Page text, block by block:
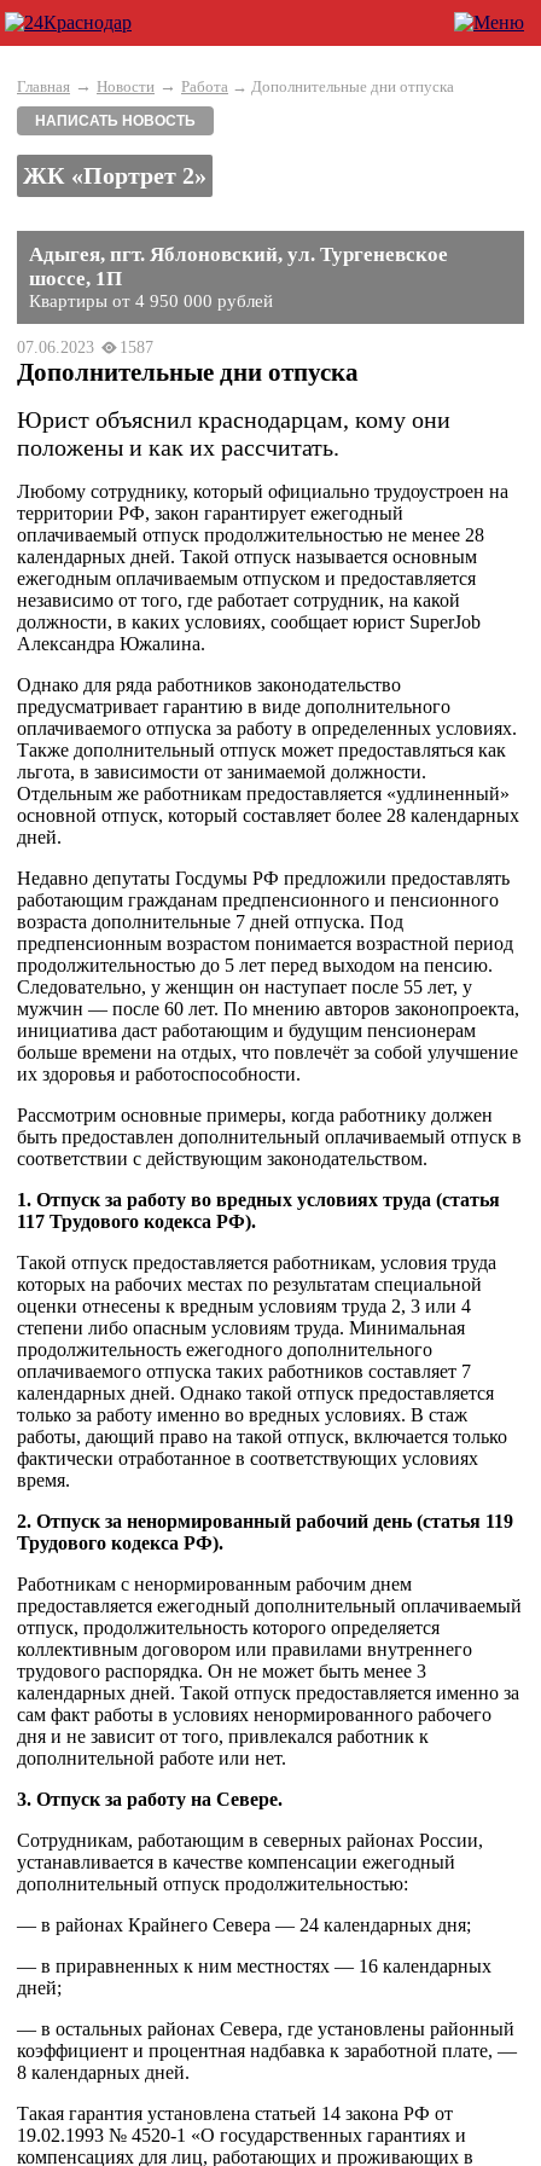
Главная → Новости → Работа → Дополнительные дни отпуска
НАПИСАТЬ НОВОСТЬ
ЖК «Портрет 2»
Адыгея, пгт. Яблоновский, ул. Тургеневское
шоссе, 1П
Квартиры от 4 950 000 рублей
07.06.2023 1587
Дополнительные дни отпуска
Юрист объяснил краснодарцам, кому они
положены и как их рассчитать.
Любому сотруднику, который официально трудоустроен на
территории РФ, закон гарантирует ежегодный
оплачиваемый отпуск продолжительностью не менее 28
календарных дней. Такой отпуск называется основным
ежегодным оплачиваемым отпуском и предоставляется
независимо от того, где работает сотрудник, на какой
должности, в каких условиях, сообщает юрист SuperJob
Александра Южалина.
Однако для ряда работников законодательство
предусматривает гарантию в виде дополнительного
оплачиваемого отпуска за работу в определенных условиях.
Также дополнительный отпуск может предоставляться как
льгота, в зависимости от занимаемой должности.
Отдельным же работникам предоставляется «удлиненный»
основной отпуск, который составляет более 28 календарных
дней.
Недавно депутаты Госдумы РФ предложили предоставлять
работающим гражданам предпенсионного и пенсионного
возраста дополнительные 7 дней отпуска. Под
предпенсионным возрастом понимается возрастной период
продолжительностью до 5 лет перед выходом на пенсию.
Следовательно, у женщин он наступает после 55 лет, у
мужчин — после 60 лет. По мнению авторов законопроекта,
инициатива даст работающим и будущим пенсионерам
больше времени на отдых, что повлечёт за собой улучшение
их здоровья и работоспособности.
Рассмотрим основные примеры, когда работнику должен
быть предоставлен дополнительный оплачиваемый отпуск в
соответствии с действующим законодательством.
1. Отпуск за работу во вредных условиях труда (статья
117 Трудового кодекса РФ).
Такой отпуск предоставляется работникам, условия труда
которых на рабочих местах по результатам специальной
оценки отнесены к вредным условиям труда 2, 3 или 4
степени либо опасным условиям труда. Минимальная
продолжительность ежегодного дополнительного
оплачиваемого отпуска таких работников составляет 7
календарных дней. Однако такой отпуск предоставляется
только за работу именно во вредных условиях. В стаж
работы, дающий право на такой отпуск, включается только
фактически отработанное в соответствующих условиях
время.
2. Отпуск за ненормированный рабочий день (статья 119
Трудового кодекса РФ).
Работникам с ненормированным рабочим днем
предоставляется ежегодный дополнительный оплачиваемый
отпуск, продолжительность которого определяется
коллективным договором или правилами внутреннего
трудового распорядка. Он не может быть менее 3
календарных дней. Такой отпуск предоставляется именно за
сам факт работы в условиях ненормированного рабочего
дня и не зависит от того, привлекался работник к
дополнительной работе или нет.
3. Отпуск за работу на Севере.
Сотрудникам, работающим в северных районах России,
устанавливается в качестве компенсации ежегодный
дополнительный отпуск продолжительностью:
— в районах Крайнего Севера — 24 календарных дня;
— в приравненных к ним местностях — 16 календарных
дней;
— в остальных районах Севера, где установлены районный
коэффициент и процентная надбавка к заработной плате, —
8 календарных дней.
Такая гарантия установлена статьей 14 закона РФ от
19.02.1993 № 4520-1 «О государственных гарантиях и
компенсациях для лиц, работающих и проживающих в